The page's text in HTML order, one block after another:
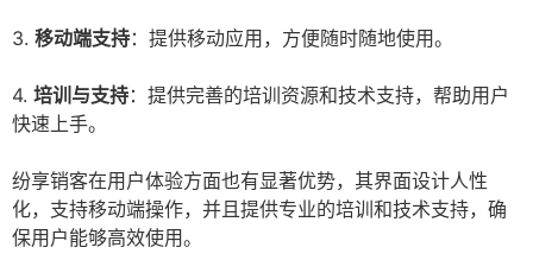
3. 移动端支持：提供移动应用，方便随时随地使用。
4. 培训与支持：提供完善的培训资源和技术支持，帮助用户
快速上手。
纷享销客在用户体验方面也有显著优势，其界面设计人性
化，支持移动端操作，并且提供专业的培训和技术支持，确
保用户能够高效使用。